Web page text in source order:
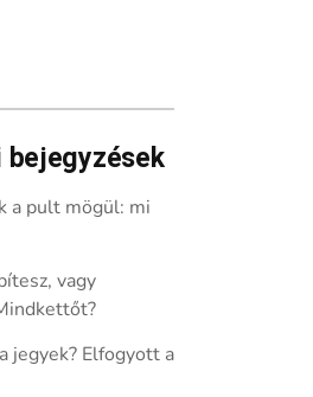
bejegyzések
a pult mögül: mi
vagy
jegyek? Elfogyott a